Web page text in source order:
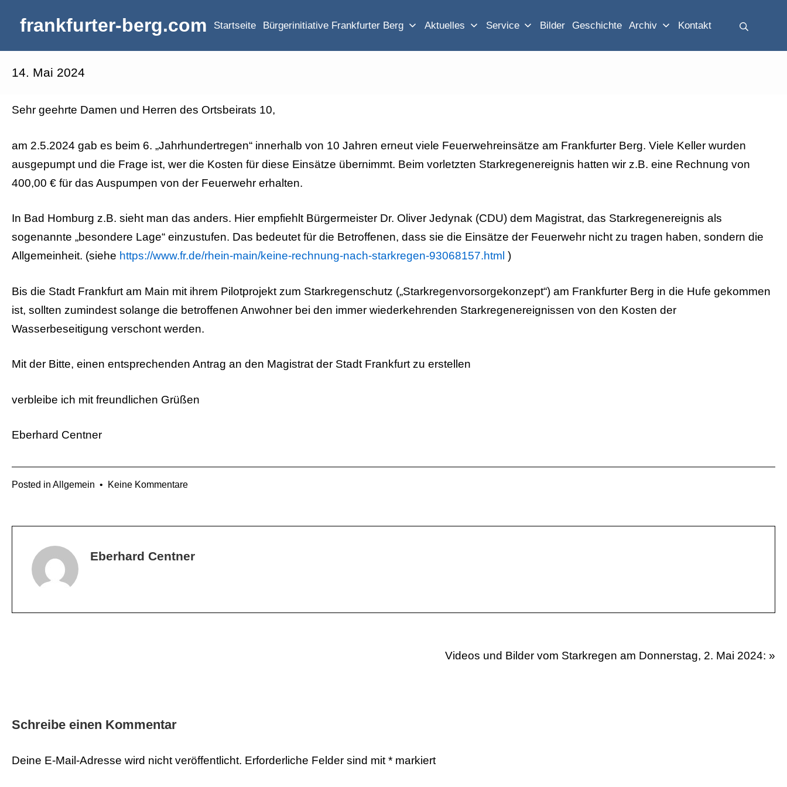
Inhaltfrankfurter-berg.com Startseite Bürgerinitiative Frankfurter Berg Aktuelles Service Bilder Geschichte Archiv Kontakt
14. Mai 2024
2024
Sehr geehrte Damen und Herren des Ortsbeirats 10,
am 2.5.2024 gab es beim 6. „Jahrhundertregen“ innerhalb von 10 Jahren erneut viele Feuerwehreinsätze am Frankfurter Berg. Viele Keller wurden
ausgepumpt und die Frage ist, wer die Kosten für diese Einsätze übernimmt. Beim vorletzten Starkregenereignis hatten wir z.B. eine Rechnung von
400,00 € für das Auspumpen von der Feuerwehr erhalten.
In Bad Homburg z.B. sieht man das anders. Hier empfiehlt Bürgermeister Dr. Oliver Jedynak (CDU) dem Magistrat, das Starkregenereignis als
sogenannte „besondere Lage“ einzustufen. Das bedeutet für die Betroffenen, dass sie die Einsätze der Feuerwehr nicht zu tragen haben, sondern die
Allgemeinheit. (siehe https://www.fr.de/rhein-main/keine-rechnung-nach-starkregen-93068157.html )
Bis die Stadt Frankfurt am Main mit ihrem Pilotprojekt zum Starkregenschutz („Starkregenvorsorgekonzept“) am Frankfurter Berg in die Hufe gekommen
ist, sollten zumindest solange die betroffenen Anwohner bei den immer wiederkehrenden Starkregenereignissen von den Kosten der
Wasserbeseitigung verschont werden.
Mit der Bitte, einen entsprechenden Antrag an den Magistrat der Stadt Frankfurt zu erstellen
verbleibe ich mit freundlichen Grüßen
Eberhard Centner
Posted in Allgemein • Keine Kommentarezu
10
Eberhard Centner
Videos und Bilder vom Starkregen am Donnerstag, 2. Mai 2024: »
Schreibe einen Kommentar
Deine E-Mail-Adresse wird nicht veröffentlicht. Erforderliche Felder sind mit * markiert